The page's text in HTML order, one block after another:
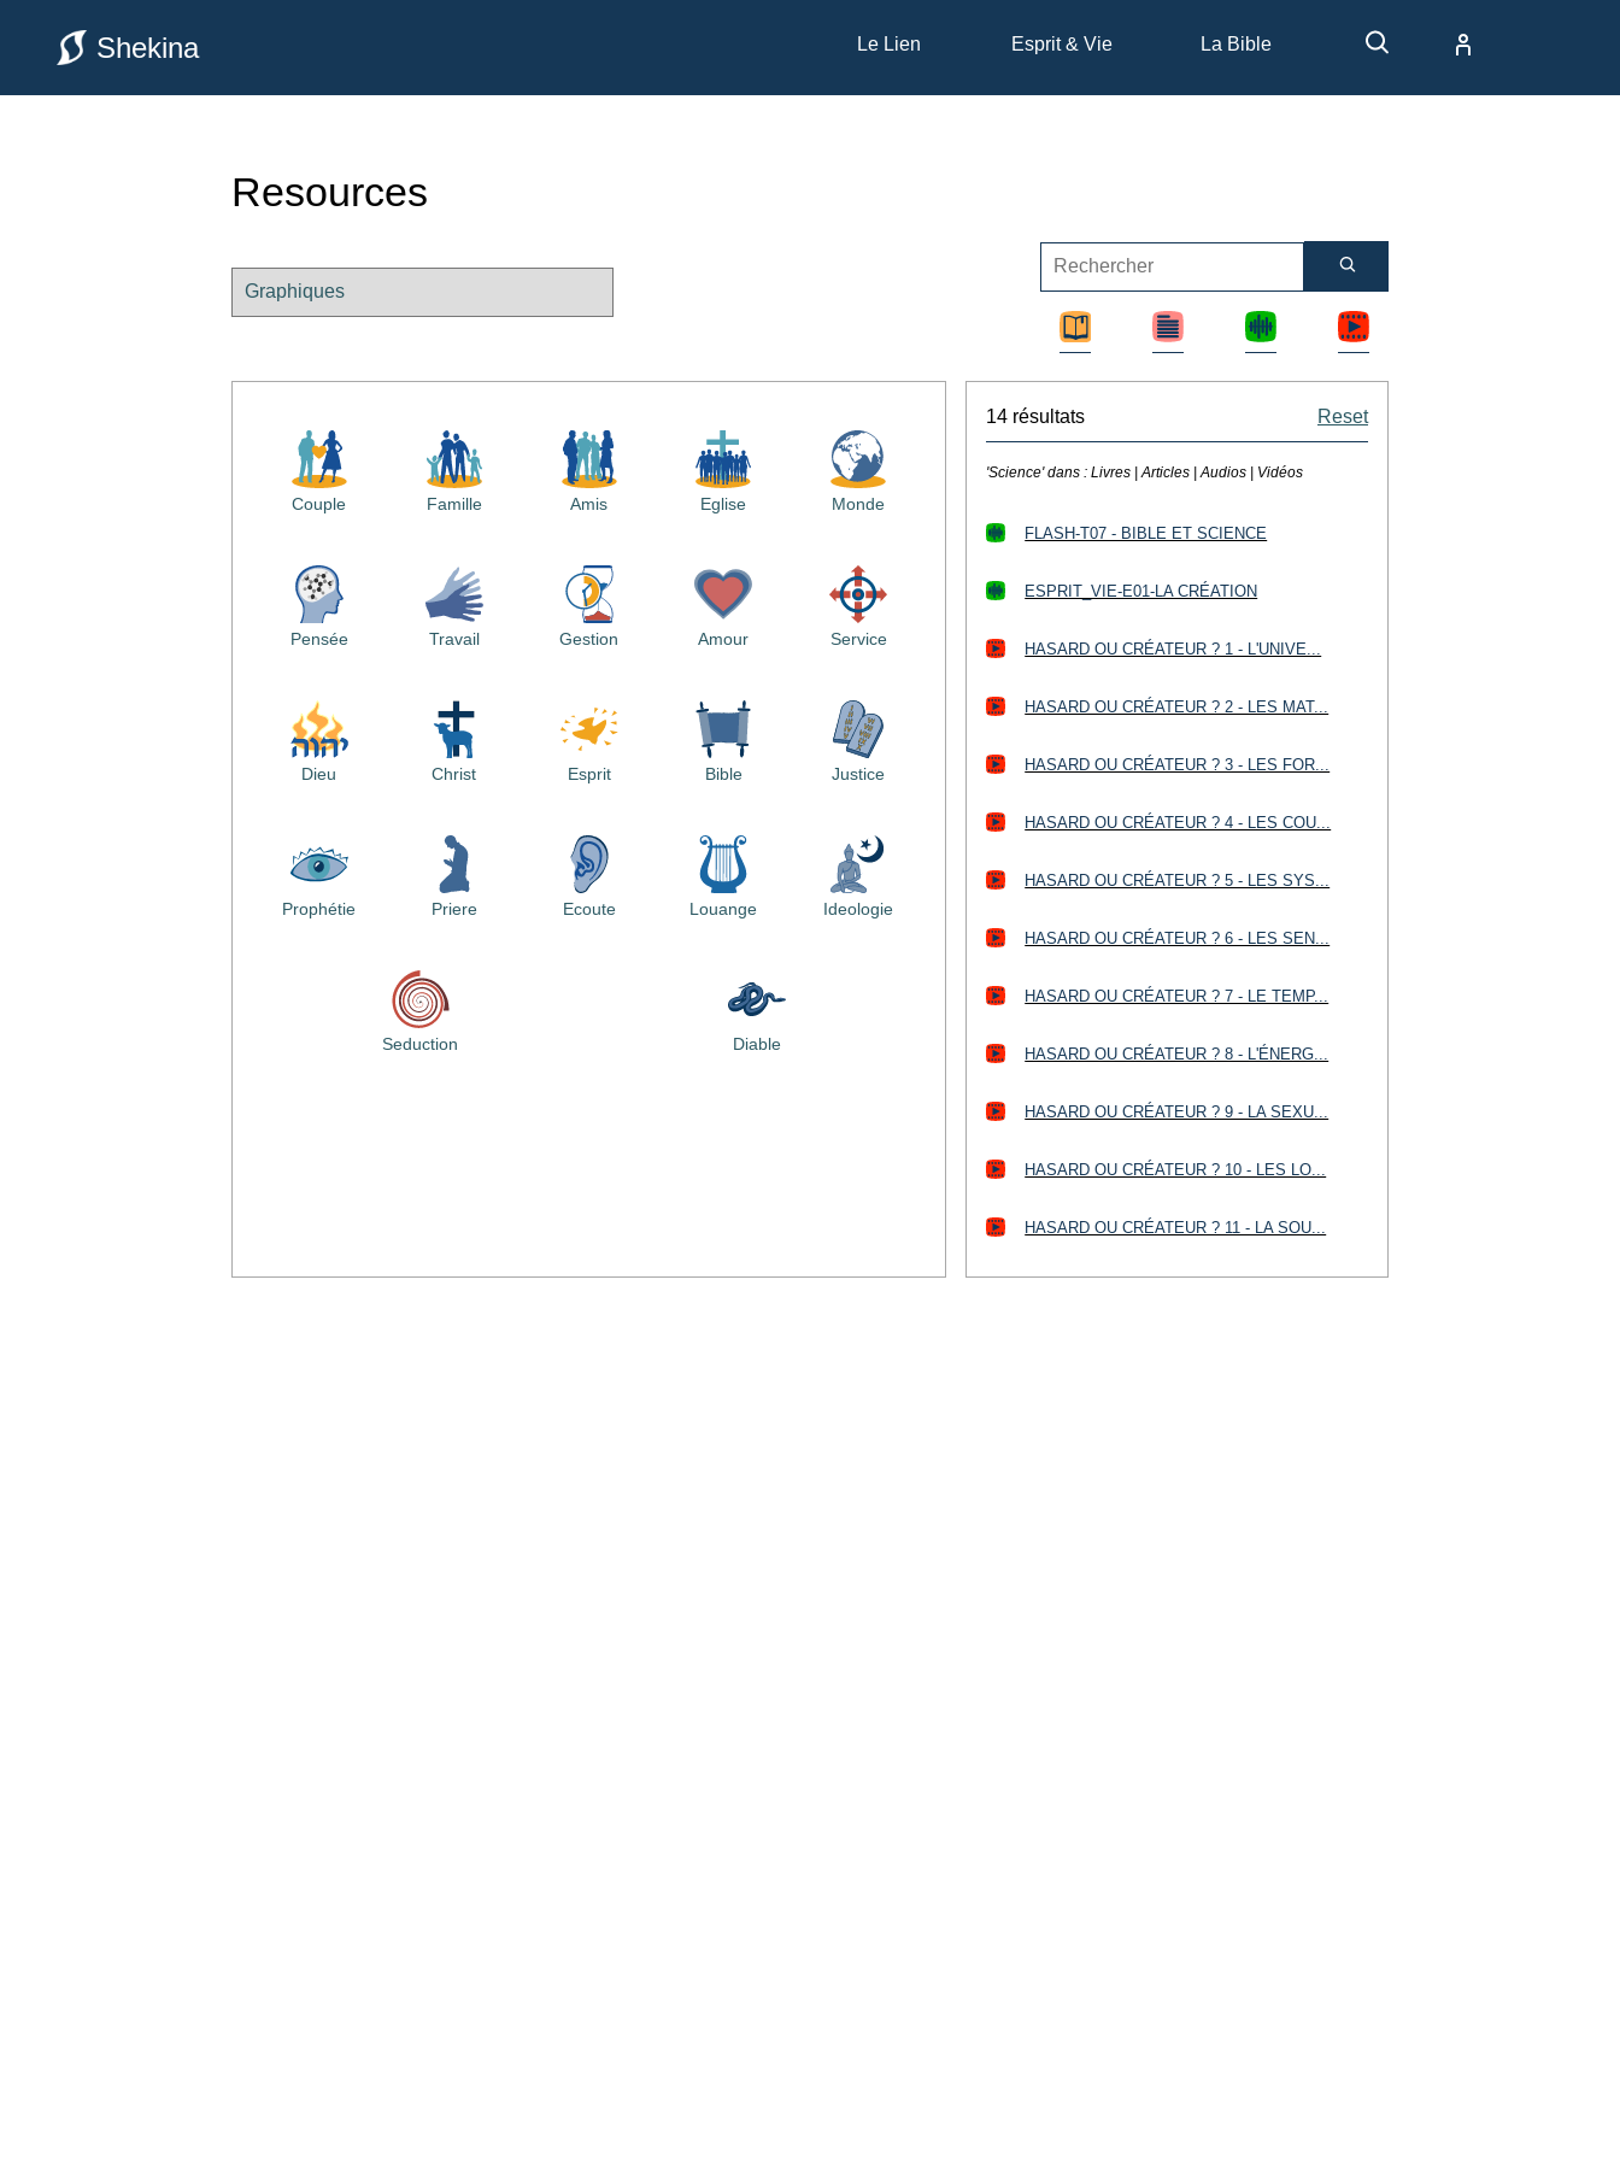
Shekina Le Lien Esprit & Vie La Bible
Resources
Couple Famille Amis Eglise Monde
Pensée Travail Gestion Amour Service
Dieu Christ Esprit Bible Justice
Prophétie Priere Ecoute Louange Ideologie
Seduction Diable
14 résultats Reset
'Science' dans :Livres | Articles | Audios | Vidéos
FLASH-T07 - BIBLE ET SCIENCE
ESPRIT_VIE-E01-LA CRÉATION
HASARD OU CRÉATEUR ? 1 - L'UNIVE...
HASARD OU CRÉATEUR ? 2 - LES MAT...
HASARD OU CRÉATEUR ? 3 - LES FOR...
HASARD OU CRÉATEUR ? 4 - LES COU...
HASARD OU CRÉATEUR ? 5 - LES SYS...
HASARD OU CRÉATEUR ? 6 - LES SEN...
HASARD OU CRÉATEUR ? 7 - LE TEMP...
HASARD OU CRÉATEUR ? 8 - L'ÉNERG...
HASARD OU CRÉATEUR ? 9 - LA SEXU...
HASARD OU CRÉATEUR ? 10 - LES LO...
HASARD OU CRÉATEUR ? 11 - LA SOU...